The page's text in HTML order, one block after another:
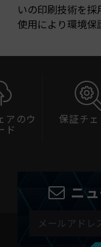
いの印刷技術を採
使用により環境保
のウ
保証チェ
ニ